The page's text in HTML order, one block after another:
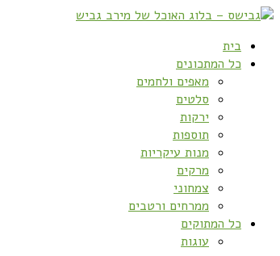
בית
כל המתכונים
מאפים ולחמים
סלטים
ירקות
תוספות
מנות עיקריות
מרקים
צמחוני
ממרחים ורטבים
כל המתוקים
עוגות